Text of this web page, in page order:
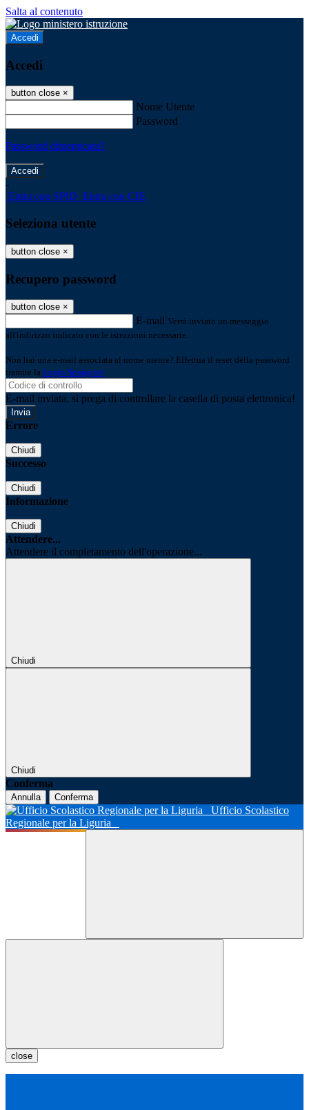
Salta al contenuto
Accedi
Accedi
button close ×
Nome Utente
Password
Password dimenticata?
-
Entra con SPID Entra con CIE
Seleziona utente
button close ×
Recupero password
button close ×
E-mail Verrà inviato un messaggio
all'indirizzo indicato con le istruzioni necessarie.
Non hai una e-mail associata al nome utente? Effettua il reset della password
tramite la Login Spaggiari
E-mail inviata, si prega di controllare la casella di posta elettronica!
Errore
Chiudi
Successo
Chiudi
Informazione
Chiudi
Attendere...
Attendere il completamento dell'operazione...
Chiudi
Chiudi
Conferma
Annulla Conferma
Ufficio Scolastico
Regionale per la Liguria
close